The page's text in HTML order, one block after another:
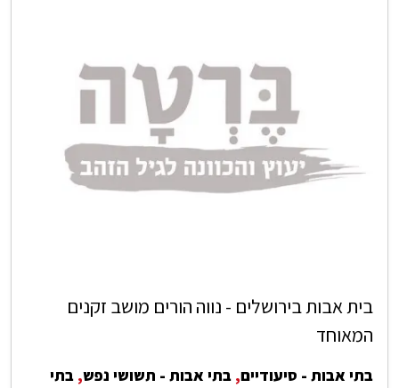
בית אבות בירושלים - נווה הורים מושב זקנים
המאוחד
בתי אבות - סיעודיים, בתי אבות - תשושי נפש, בתי